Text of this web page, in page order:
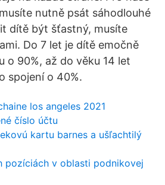
nutně psát sáhodlouhé
dítě být šťastný, musíte
Do 7 let je dítě emočně
o 90%, až do věku 14 let
spojení o 40%.
los angeles 2021
číslo účtu
kartu barnes a ušľachtilý
pozíciách v oblasti podnikovej